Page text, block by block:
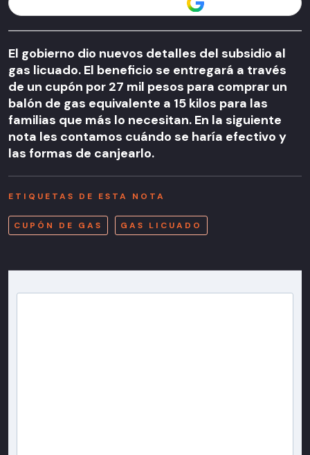
El gobierno dio nuevos detalles del subsidio al
gas licuado. El beneficio se entregará a través
de un cupón por 27 mil pesos para comprar un
balón de gas equivalente a 15 kilos para las
familias que más lo necesitan. En la siguiente
nota les contamos cuándo se haría efectivo y
las formas de canjearlo.
ETIQUETAS DE ESTA NOTA
CUPÓN DE GAS GAS LICUADO